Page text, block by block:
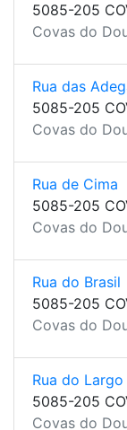
5085-205
Covas do
Rua das
5085-205
Covas do
Rua de Cima
5085-205
Covas do
Rua do Brasil
5085-205
Covas do
Rua do
5085-205
Covas do